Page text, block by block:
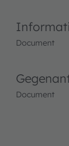
Document
Document